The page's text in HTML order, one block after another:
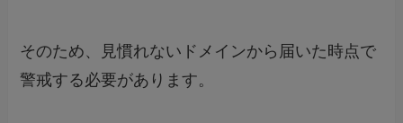
そのため、見慣れないドメインから届いた時点で
警戒する必要があります。